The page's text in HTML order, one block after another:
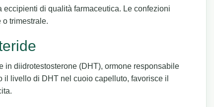
di qualità farmaceutica. Le confezioni
trimestrale.
in diidrotestosterone (DHT), ormone responsabile
livello di DHT nel cuoio capelluto, favorisce il